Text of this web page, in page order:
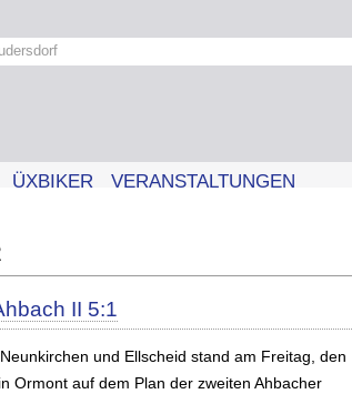
ÜXBIKER VERANSTALTUNGEN
II 5:1
und Ellscheid stand am Freitag, den
Ormont auf dem Plan der zweiten Ahbacher